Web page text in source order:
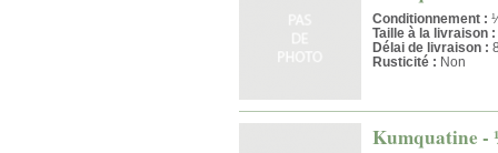
Conditionnement :
Taille à la livraison :
Délai de livraison :
Rusticité : Non
Kumquatine -